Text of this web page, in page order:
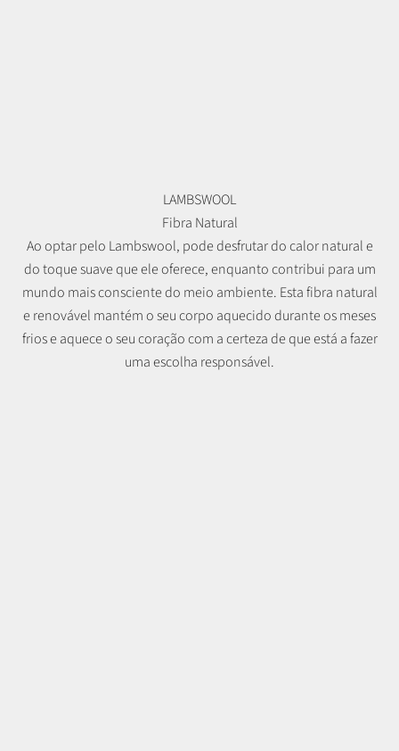
LAMBSWOOL
Fibra Natural
Ao optar pelo Lambswool, pode desfrutar do calor natural e
do toque suave que ele oferece, enquanto contribui para um
mundo mais consciente do meio ambiente. Esta fibra natural
e renovável mantém o seu corpo aquecido durante os meses
frios e aquece o seu coração com a certeza de que está a fazer
uma escolha responsável.